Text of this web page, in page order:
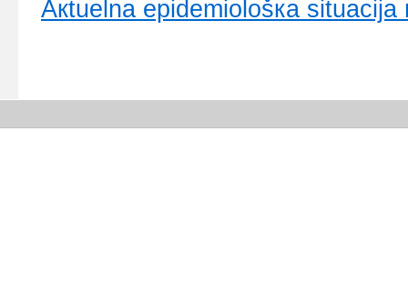
Акtuеlnа еpidеmiоlоšка